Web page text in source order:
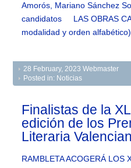
Amorós, Mariano Sánchez
candidatos LAS OBRAS
modalidad y orden
28 February, 2023 Webmaster
Posted in: Noticias
Finalistas de la XL
edición de los
Literaria
RAMBLETA ACOGERÁ LOS